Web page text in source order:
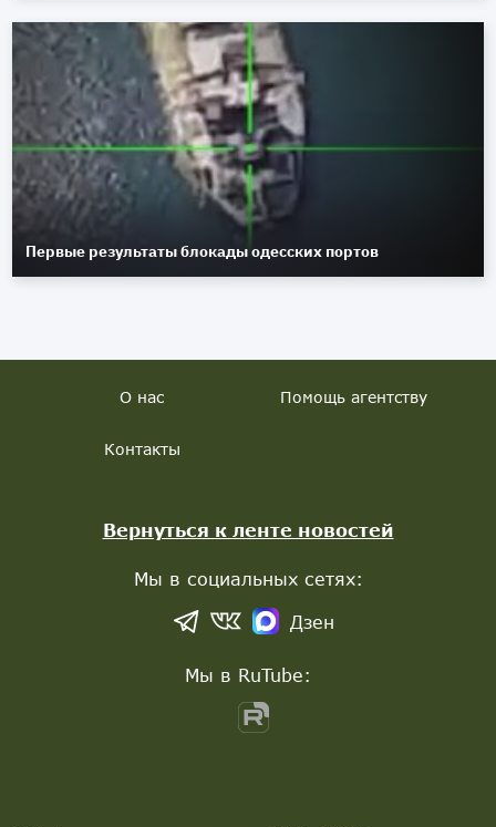
Первые результаты блокады одесских портов
О нас Помощь агентству
Контакты
Вернуться к ленте новостей
Мы в социальных сетях:
Дзен
Мы в RuTube: